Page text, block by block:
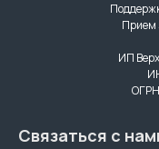
Прием
ИП
Связаться с